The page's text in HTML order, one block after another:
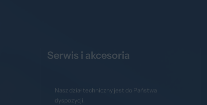
Serwis i akcesoria
Nasz dział techniczny jest do Państwa
dyspozycji.